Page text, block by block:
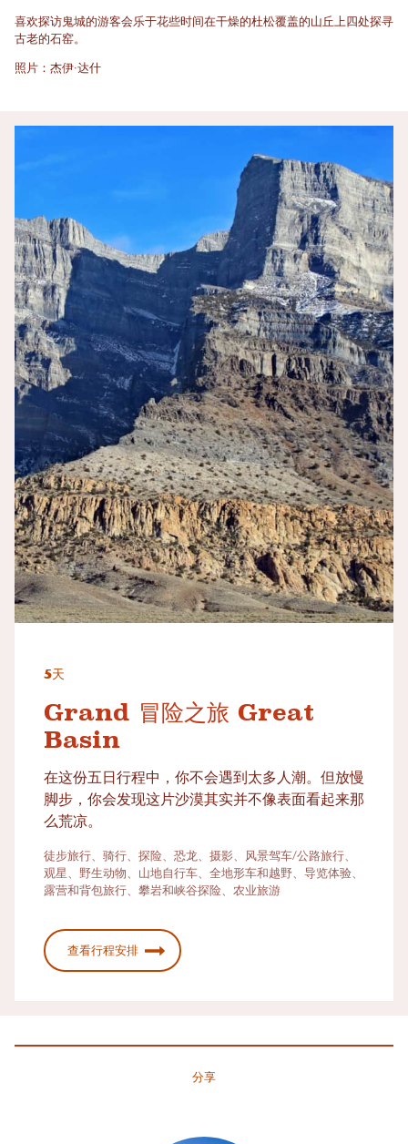
喜欢探访鬼城的游客会乐于花些时间在干燥的杜松覆盖的山丘上四处探寻
古老的石窑。
照片：杰伊·达什
5天
Grand 冒险之旅 Great
Basin
在这份五日行程中，你不会遇到太多人潮。但放慢
脚步，你会发现这片沙漠其实并不像表面看起来那
么荒凉。
徒步旅行、骑行、探险、恐龙、摄影、风景驾车/公路旅行、
观星、野生动物、山地自行车、全地形车和越野、导览体验、
露营和背包旅行、攀岩和峡谷探险、农业旅游
查看行程安排
分享